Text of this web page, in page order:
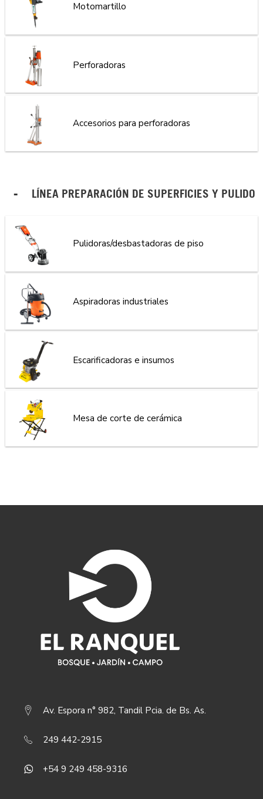
Motomartillo
Perforadoras
Accesorios para perforadoras
LÍNEA PREPARACIÓN DE SUPERFICIES Y PULIDO
Pulidoras/desbastadoras de piso
Aspiradoras industriales
Escarificadoras e insumos
Mesa de corte de cerámica
Av. Espora n° 982, Tandil Pcia. de Bs. As.
249 442-2915
+54 9 249 458-9316